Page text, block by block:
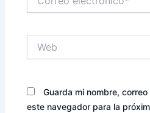
electrónico*
Guarda mi nombre,
este navegador para la